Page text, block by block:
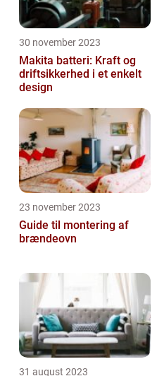
30 november 2023
Makita batteri: Kraft og
driftsikkerhed i et enkelt
design
23 november 2023
Guide til montering af
brændeovn
31 august 2023